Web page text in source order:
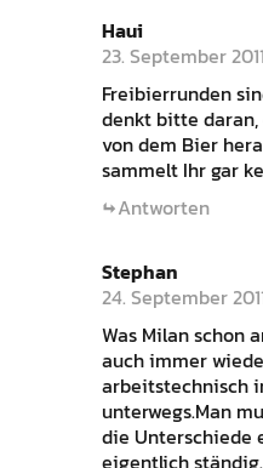
Haui
23. September 2011
Freibierrunden
denkt bitte daran,
von dem Bier
sammelt Ihr gar
Antworten
Stephan
24. September
Was Milan schon
auch immer
arbeitstechnisch
unterwegs.Man
die Unterschiede
eigentlich ständig.